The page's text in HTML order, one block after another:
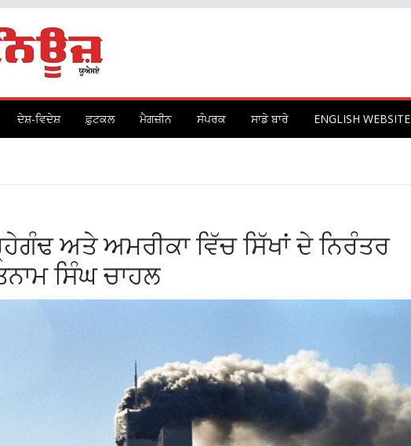
ਦੇਸ਼-ਵਿਦੇਸ਼ ਫ਼ੁਟਕਲ ਮੈਗਜ਼ੀਨ ਸੰਪਰਕ ਸਾਡੇ ਬਾਰੇ ENGLISH WEBSITE
ਅਤੇ ਅਮਰੀਕਾ ਵਿੱਚ ਸਿੱਖਾਂ ਦੇ ਨਿਰੰਤਰ
ਸਿੰਘ ਚਾਹਲ